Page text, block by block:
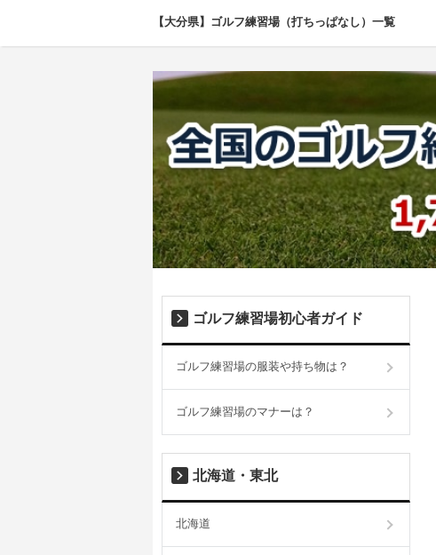
【大分県】ゴルフ練習場（打ちっぱなし）一覧
ゴルフ練習場初心者ガイド
ゴルフ練習場の服装や持ち物は？
ゴルフ練習場のマナーは？
北海道・東北
北海道